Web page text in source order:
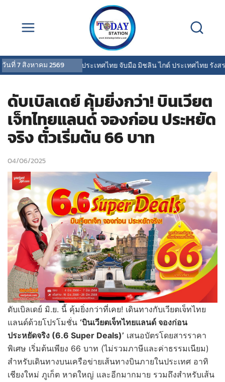
วันที่7 สิงหาคม 2569
พรูเด็นเชียล ประเทศไทย จับมือ มิชลิน ไกด์ ประเทศไทย รังสร
ดับเบิลเดย์ คุ้มยิ่งกว่า! บินเวียต
เจ็ทไทยแลนด์ จองก่อน ประหยัด
จริง ตั๋วเริ่มต้น 66 บาท
04/06/2025
ดับเบิลเดย์ มิ.ย. นี้ คุ้มยิ่งกว่าที่เคย! เดินทางกับเวียตเจ็ทไทย
แลนด์ด้วยโปรโมชั่น ‘บินเวียตเจ็ทไทยแลนด์ จองก่อน
ประหยัดจริง (6.6 Super Deals)’ เสนอบัตรโดยสารราคา
พิเศษ เริ่มต้นเพียง 66 บาท (ไม่รวมภาษีและค่าธรรมเนียม)
สำหรับเดินทางบนเครือข่ายเส้นทางบินภายในประเทศ อาทิ
เชียงใหม่ ภูเก็ต หาดใหญ่ และอีกมากมาย รวมถึงสำหรับเส้น